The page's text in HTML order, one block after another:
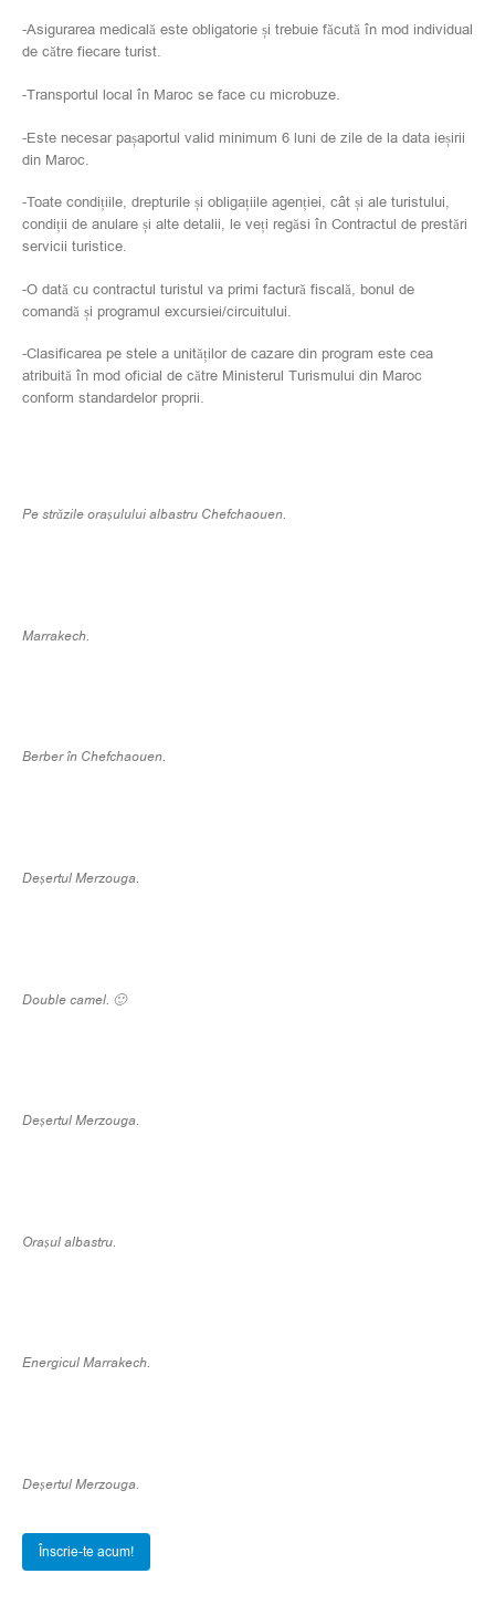
-Asigurarea medicală este obligatorie și trebuie făcută în mod individual
de către fiecare turist.
-Transportul local în Maroc se face cu microbuze.
-Este necesar pașaportul valid minimum 6 luni de zile de la data ieșirii
din Maroc.
-Toate condițiile, drepturile și obligațiile agenției, cât și ale turistului,
condiții de anulare și alte detalii, le veți regăsi în Contractul de prestări
servicii turistice.
-O dată cu contractul turistul va primi factură fiscală, bonul de
comandă și programul excursiei/circuitului.
-Clasificarea pe stele a unităților de cazare din program este cea
atribuită în mod oficial de către Ministerul Turismului din Maroc
conform standardelor proprii.
Pe străzile orașulului albastru Chefchaouen.
Marrakech.
Berber în Chefchaouen.
Deșertul Merzouga.
Double camel. 🙂
Deșertul Merzouga.
Orașul albastru.
Energicul Marrakech.
Deșertul Merzouga.
Înscrie-te acum!